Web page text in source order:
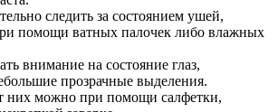
следить за состоянием ушей,
помощи ватных палочек либо влажных
внимание на состояние глаз,
прозрачные выделения.
них можно при помощи салфетки,